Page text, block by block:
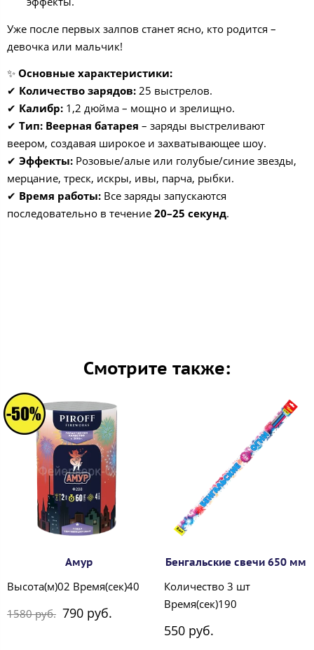
Уже после первых залпов станет ясно, кто родится –
девочка или мальчик!
✨ Основные характеристики:
✔ Количество зарядов: 25 выстрелов.
✔ Калибр: 1,2 дюйма – мощно и зрелищно.
✔ Тип: Веерная батарея – заряды выстреливают
веером, создавая широкое и захватывающее шоу.
✔ Эффекты: Розовые/алые или голубые/синие звезды,
мерцание, треск, искры, ивы, парча, рыбки.
✔ Время работы: Все заряды запускаются
последовательно в течение 20–25 секунд.
Смотрите также:
Амур
Высота(м)02 Время(сек)40
1580 руб. 790 руб.
Бенгальские свечи 650 мм
Количество 3 шт
Время(сек)190
550 руб.